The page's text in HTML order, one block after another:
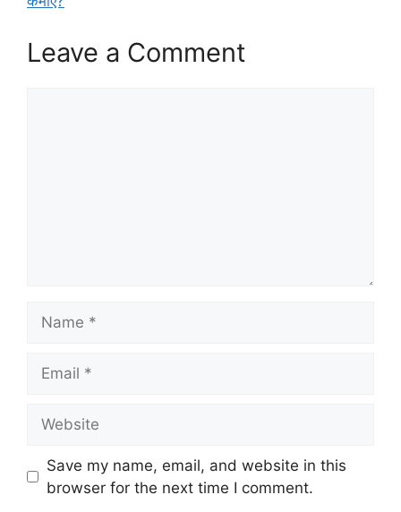
Leave a Comment
Save my name, email, and website in this
browser for the next time I comment.